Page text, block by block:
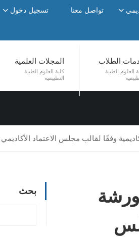
تواصل معنا تسجيل دخول
الطلاب
العلوم الطبية
المجلات العلمية
كلية العلوم الطبية
التطبيقية
وفقًا لقالب مجلس الاعتماد
ورشة
بحث